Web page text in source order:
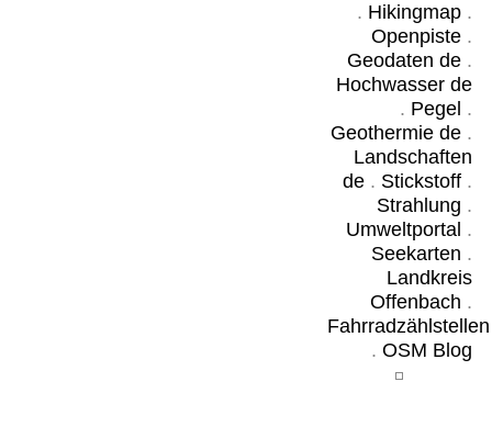
. Hikingmap.
Openpiste.
Geodaten de.
Hochwasser de
. Pegel .
Geothermie de.
Landschaften
de. Stickstoff.
Strahlung .
Umweltportal .
Seekarten .
Landkreis
Offenbach .
Fahrradzählstellen
. OSM Blog